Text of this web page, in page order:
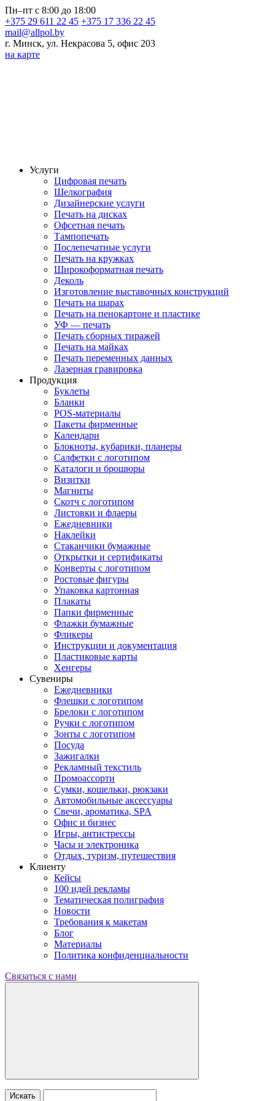
Пн–пт с 8:00 до 18:00
+375 29 611 22 45 +375 17 336 22 45
mail@allpol.by
г. Минск, ул. Некрасова 5, офис 203
на карте
Услуги
Цифровая печать
Шелкография
Дизайнерские услуги
Печать на дисках
Офсетная печать
Тампопечать
Послепечатные услуги
Печать на кружках
Широкоформатная печать
Деколь
Изготовление выставочных конструкций
Печать на шарах
Печать на пенокартоне и пластике
УФ — печать
Печать сборных тиражей
Печать на майках
Печать переменных данных
Лазерная гравировка
Продукция
Буклеты
Бланки
POS-материалы
Пакеты фирменные
Календари
Блокноты, кубарики, планеры
Салфетки с логотипом
Каталоги и брошюры
Визитки
Магниты
Скотч с логотипом
Листовки и флаеры
Ежедневники
Наклейки
Стаканчики бумажные
Открытки и сертификаты
Конверты с логотипом
Ростовые фигуры
Упаковка картонная
Плакаты
Папки фирменные
Флажки бумажные
Фликеры
Инструкции и документация
Пластиковые карты
Хенгеры
Сувениры
Ежедневники
Флешки с логотипом
Брелоки с логотипом
Ручки с логотипом
Зонты с логотипом
Посуда
Зажигалки
Рекламный текстиль
Промоассорти
Сумки, кошельки, рюкзаки
Автомобильные аксессуары
Свечи, ароматика, SPA
Офис и бизнес
Игры, антистрессы
Часы и электроника
Отдых, туризм, путешествия
Клиенту
Кейсы
100 идей рекламы
Тематическая полиграфия
Новости
Требования к макетам
Блог
Материалы
Политика конфиденциальности
Связаться с нами
Искать